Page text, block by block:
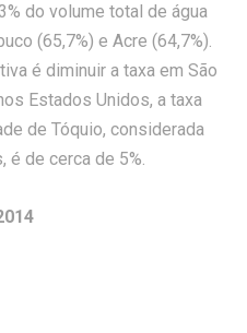
do volume total de água
(65,7%) e Acre (64,7%).
é diminuir a taxa em São
Estados Unidos, a taxa
de Tóquio, considerada
é de cerca de 5%.